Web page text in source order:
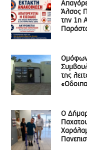
Άλσος
την 1η
της
Ο